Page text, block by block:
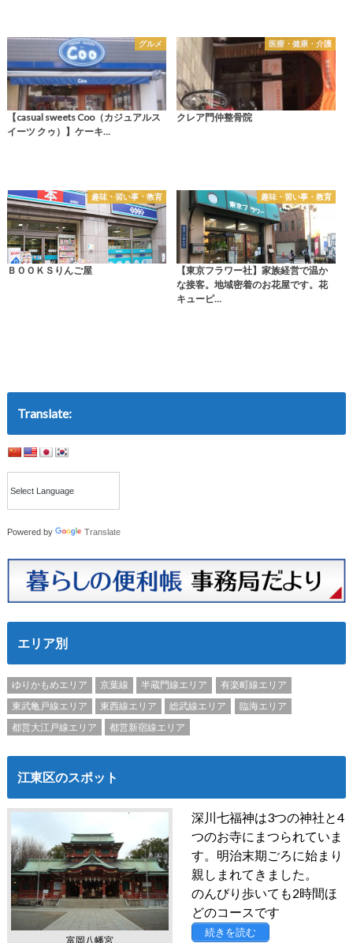
グルメ
【casual sweets Coo（カジュアルス
イーツ クゥ）】ケーキ…
医療・健康・介護
クレア門仲整骨院
趣味・習い事・教育
ＢＯＯＫＳりんご屋
趣味・習い事・教育
【東京フラワー社】家族経営で温か
な接客。地域密着のお花屋です。花
キューピ…
Translate:
Powered by Translate
エリア別
ゆりかもめエリア 京葉線 半蔵門線エリア
有楽町線エリア
東武亀戸線エリア
東西線エリア 総武線エリア
臨海エリア
都営大江戸線エリア
都営新宿線エリア
江東区のスポット
富岡八幡宮
深川七福神は3つの神社と4
つのお寺にまつられていま
す。明治末期ごろに始まり
親しまれてきました。
のんびり歩いても2時間ほ
どのコースです
続きを読む